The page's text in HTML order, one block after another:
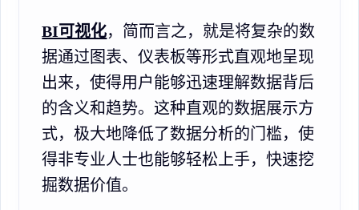
BI可视化，简而言之，就是将复杂的数
据通过图表、仪表板等形式直观地呈现
出来，使得用户能够迅速理解数据背后
的含义和趋势。这种直观的数据展示方
式，极大地降低了数据分析的门槛，使
得非专业人士也能够轻松上手，快速挖
掘数据价值。